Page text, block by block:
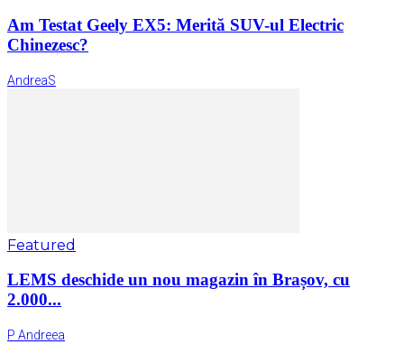
Am Testat Geely EX5: Merită SUV-ul Electric
Chinezesc?
AndreaS
Featured
LEMS deschide un nou magazin în Brașov, cu
2.000...
P Andreea